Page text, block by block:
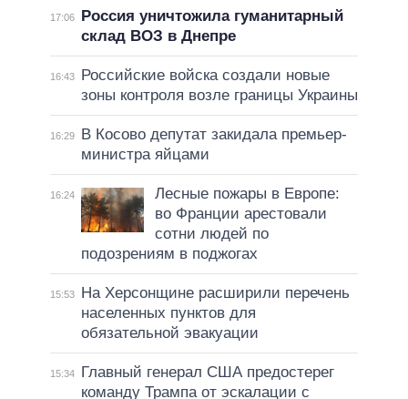
17:06
Россия уничтожила гуманитарный
склад ВОЗ в Днепре
16:43
Российские войска создали новые
зоны контроля возле границы Украины
16:29
В Косово депутат закидала премьер-
министра яйцами
16:24
Лесные пожары в Европе:
во Франции арестовали
сотни людей по
подозрениям в поджогах
15:53
На Херсонщине расширили перечень
населенных пунктов для
обязательной эвакуации
15:34
Главный генерал США предостерег
команду Трампа от эскалации с